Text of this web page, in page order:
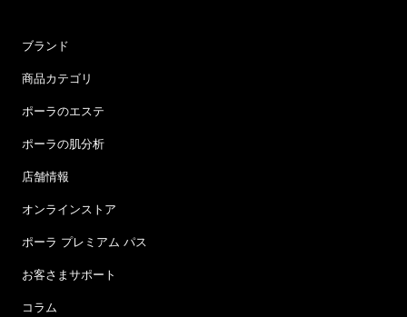
ブランド
商品カテゴリ
ポーラのエステ
ポーラの肌分析
店舗情報
オンラインストア
ポーラ プレミアム パス
お客さまサポート
コラム